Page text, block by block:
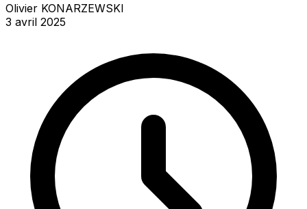
Olivier KONARZEWSKI
3 avril 2025